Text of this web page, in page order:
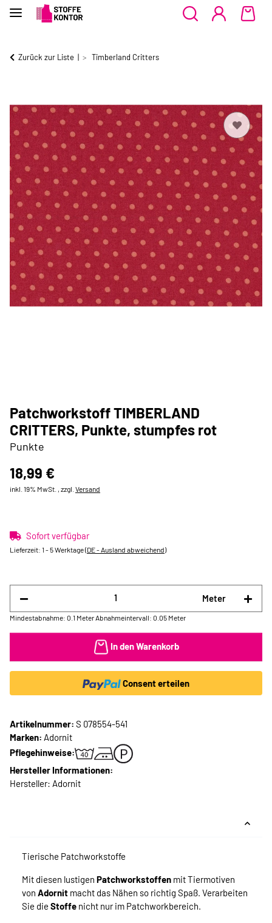
Zurück zur Liste Timberland Critters
Patchworkstoff TIMBERLAND
CRITTERS, Punkte, stumpfes rot
Punkte
18,99 €
inkl. 19% MwSt. , zzgl. Versand
Sofort verfügbar
Lieferzeit: 1 - 5 Werktage(DE - Ausland abweichend)
Meter
Mindestabnahme: 0.1 Meter Abnahmeintervall: 0.05 Meter
In den Warenkorb
Consent erteilen
Artikelnummer: S 078554-541
Marken: Adornit
Pflegehinweise:
Hersteller Informationen:
Hersteller: Adornit
Tierische Patchworkstoffe
Mit diesen lustigen Patchworkstoffen mit Tiermotiven
von Adornit macht das Nähen so richtig Spaß. Verarbeiten
Sie die Stoffe nicht nur im Patchworkbereich.